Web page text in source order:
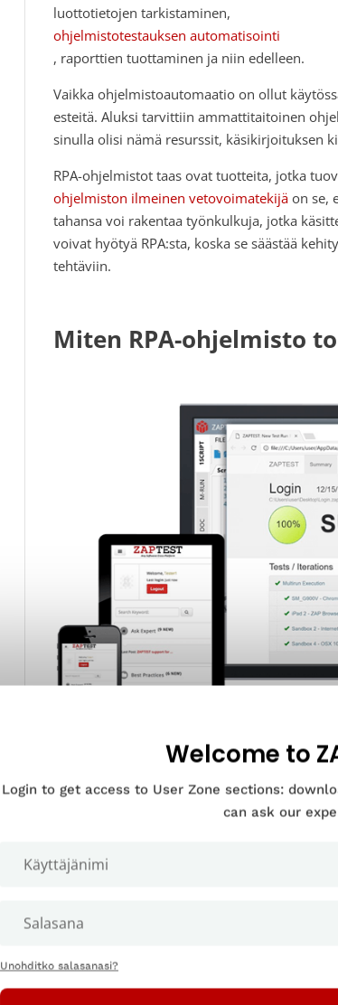
luottotietojen tarkistaminen,
ohjelmistotestauksen automatisointi
, raporttien tuottaminen ja niin edelleen.
Vaikka ohjelmistoautomaatio on ollut
esteitä. Aluksi tarvittiin ammattitaitoinen
sinulla olisi nämä resurssit, käsikirjoituksen
RPA-ohjelmistot taas ovat tuotteita, jotka
ohjelmiston ilmeinen vetovoimatekijä on se,
tahansa voi rakentaa työnkulkuja, jotka
voivat hyötyä RPA:sta, koska se säästää
tehtäviin.
Miten RPA-ohjelmisto
IS YOUR COMPANY IN NEED OF
Book Demo
RPA-ohjelmistot käyttävät käyttöliittymää
Welcome to
Login to get access to User Zone sections:
can ask our
Unohditko salasanasi?